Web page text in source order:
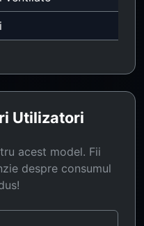
Utilizatori
acest model. Fii
despre consumul